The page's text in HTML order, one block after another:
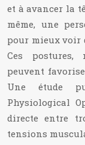
et à avancer la
même, une
pour mieux voir
Ces postures,
peuvent
Une étude
Physiological
directe entre
tensions